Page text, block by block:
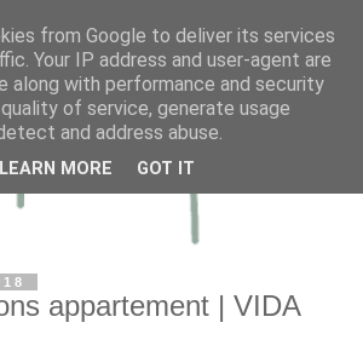
appartement | VIDA
from Google to deliver its services
Your IP address and user-agent are
along with performance and security
of service, generate usage
and address abuse.
LEARN MORE GOT IT